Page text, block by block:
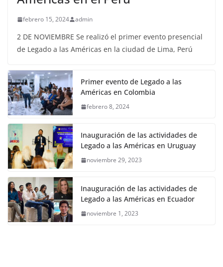
febrero 15, 2024 admin
2 DE NOVIEMBRE Se realizó el primer evento presencial
de Legado a las Américas en la ciudad de Lima, Perú
Primer evento de Legado a las
Américas en Colombia
febrero 8, 2024
Inauguración de las actividades de
Legado a las Américas en Uruguay
noviembre 29, 2023
Inauguración de las actividades de
Legado a las Américas en Ecuador
noviembre 1, 2023